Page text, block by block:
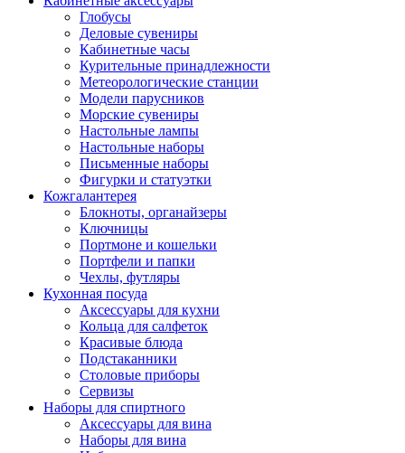
Глобусы
Деловые сувениры
Кабинетные часы
Курительные принадлежности
Метеорологические станции
Модели парусников
Морские сувениры
Настольные лампы
Настольные наборы
Письменные наборы
Фигурки и статуэтки
Кожгалантерея
Блокноты, органайзеры
Ключницы
Портмоне и кошельки
Портфели и папки
Чехлы, футляры
Кухонная посуда
Аксессуары для кухни
Кольца для салфеток
Красивые блюда
Подстаканники
Столовые приборы
Cервизы
Наборы для спиртного
Аксессуары для вина
Наборы для вина